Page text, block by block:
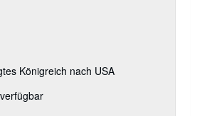
Königreich nach USA